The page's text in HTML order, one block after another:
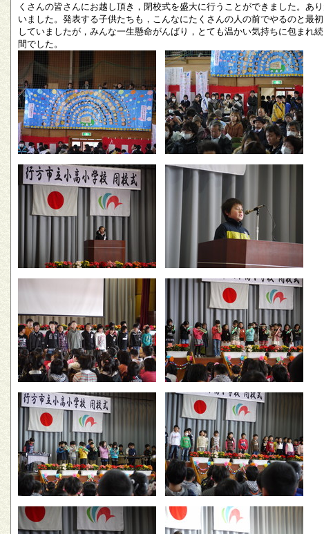
くさんの皆さんにお越し頂き，閉校式を盛大に行うことができました。あ
いました。発表する子供たちも，こんなにたくさんの人の前でやるのと最
していましたが，みんな一生懸命がんばり，とても温かい気持ちに包まれ
間でした。